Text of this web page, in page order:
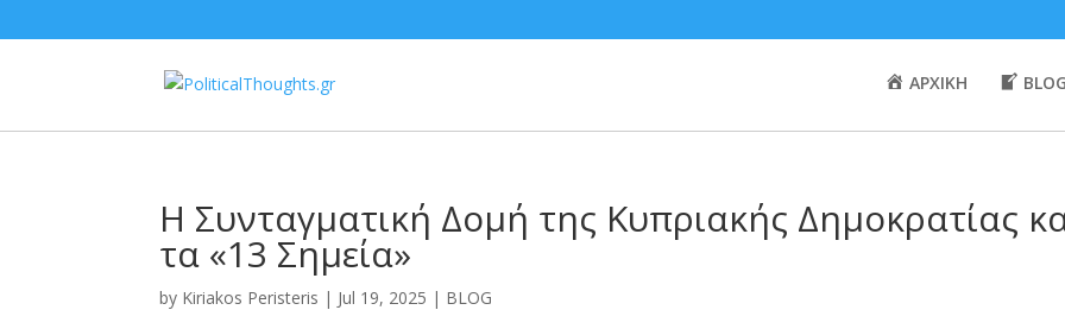
ΑΡΧΙΚΗ BLOG
Η Συνταγματική Δομή της Κυπριακής Δημοκρατίας
τα «13 Σημεία»
by Kiriakos Peristeris | Jul 19, 2025 | BLOG